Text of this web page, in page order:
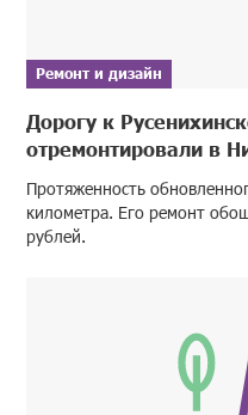
Ремонт и дизайн
Дорогу к
отремонтировали в
Протяженность
километра. Его ремонт
рублей.